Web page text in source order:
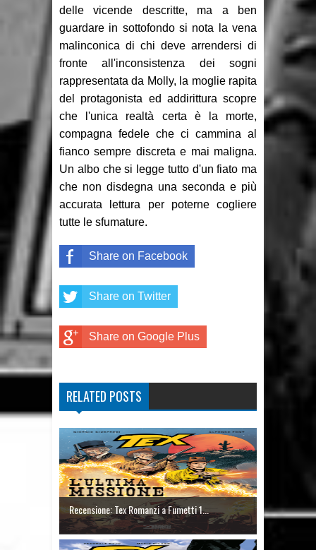
delle vicende descritte, ma a ben
guardare in sottofondo si nota la vena
malinconica di chi deve arrendersi di
fronte all'inconsistenza dei sogni
rappresentata da Molly, la moglie rapita
del protagonista ed addirittura scopre
che l'unica realtà certa è la morte,
compagna fedele che ci cammina al
fianco sempre discreta e mai maligna.
Un albo che si legge tutto d'un fiato ma
che non disdegna una seconda e più
accurata lettura per poterne cogliere
tutte le sfumature.
Share on Facebook
Share on Twitter
Share on Google Plus
RELATED POSTS
Recensione: Tex Romanzi a Fumetti 1...